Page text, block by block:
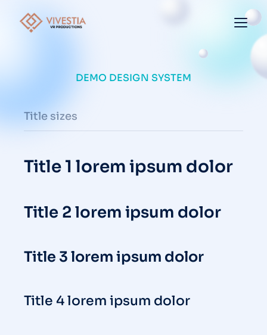
DEMO DESIGN SYSTEM
Title sizes
Title 1 lorem ipsum dolor
Title 2 lorem ipsum dolor
Title 3 lorem ipsum dolor
Title 4 lorem ipsum dolor